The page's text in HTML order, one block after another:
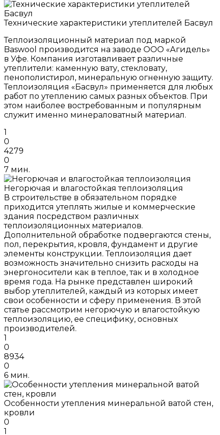
Технические характеристики утеплителей Басвул
Теплоизоляционный материал под маркой
Baswool производится на заводе ООО «Агидель»
в Уфе. Компания изготавливает различные
утеплители: каменную вату, стекловату,
пенополистирол, минеральную огненную защиту.
Теплоизоляция «Басвул» применяется для любых
работ по утеплению самых разных объектов. При
этом наиболее востребованным и популярным
служит именно минераловатный материал.
1
0
4279
0
7 мин.
Негорючая и влагостойкая теплоизоляция
В строительстве в обязательном порядке
приходится утеплять жилые и коммерческие
здания посредством различных
теплоизоляционных материалов.
Дополнительной обработке подвергаются стены,
пол, перекрытия, кровля, фундамент и другие
элементы конструкции. Теплоизоляция дает
возможность значительно снизить расходы на
энергоносители как в теплое, так и в холодное
время года. На рынке представлен широкий
выбор утеплителей, каждый из которых имеет
свои особенности и сферу применения. В этой
статье рассмотрим негорючую и влагостойкую
теплоизоляцию, ее специфику, основных
производителей.
1
0
8934
0
6 мин.
Особенности утепления минеральной ватой стен,
кровли
0
1